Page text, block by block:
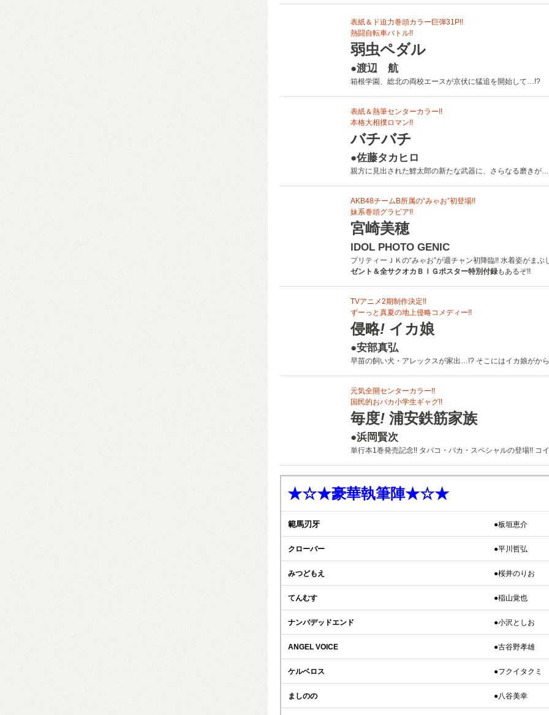
表紙＆ド迫力巻頭カラー巨弾31P!!
熱闘自転車バトル!!
弱虫ペダル
●渡辺 航
箱根学園、総北の両校エースが京伏に猛追を開始して…!?
表紙＆熱筆センターカラー!!
本格大相撲ロマン!!
バチバチ
●佐藤タカヒロ
親方に見出された鯉太郎の新たな武器に、さらなる磨きが
AKB48チームB所属の“みゃお”初登場!!
妹系巻頭グラビア!!
宮崎美穂
IDOL PHOTO GENIC
プリティーＪＫの“みゃお”が週チャン初降臨!! 水着姿がまぶ
ゼント＆全サクオカＢＩＧポスター特別付録もあるぞ!!
TVアニメ2期制作決定!!
ずーっと真夏の地上侵略コメディー!!
侵略! イカ娘
●安部真弘
早苗の飼い犬・アレックスが家出…!? そこにはイカ娘がか
元気全開センターカラー!!
国民的おバカ小学生ギャグ!!
毎度! 浦安鉄筋家族
●浜岡賢次
単行本1巻発売記念!! タバコ・バカ・スペシャルの登場!! コ
★☆★豪華執筆陣★☆★
範馬刃牙 ●板垣恵介
クローバー ●平川哲弘
みつどもえ ●桜井のりお
てんむす ●稲山覚也
ナンバデッドエンド ●小沢としお
ANGEL VOICE ●古谷野孝雄
ケルベロス ●フクイタクミ
ましのの ●八谷美幸